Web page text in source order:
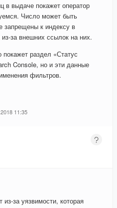
в выдаче покажет оператор
Число может быть
запрещены к индексу в
за внешних ссылок на них.
покажет раздел «Статус
Console, но и эти данные
фильтров.
11:35
за уязвимости, которая